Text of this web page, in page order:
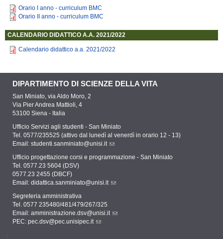
Orario I anno - curriculum BMC
Orario II anno - curriculum BMC
CALENDARIO DIDATTICO A.A. 2021/2022
Calendario didattico a.a. 2021/2022
DIPARTIMENTO DI SCIENZE DELLA VITA
San Miniato, via Aldo Moro, 2
Via Pier Andrea Mattioli, 4
53100 Siena - Italia
Ufficio Servizi agli studenti - San Miniato
Tel. 0577/235525 (attivo dal lunedì al venerdì in orario 12 - 13)
Email: studenti.sanminiato@unisi.it
Ufficio progettazione corsi e programmazione - San Miniato
Tel. 0577.23 5604 (DSV)
0577.23 2455 (DBCF)
Email: didattica.sanminiato@unisi.it
Segreteria amministrativa
Tel. 0577 235480/481/479/267/325
Email: amministrazione.dsv@unisi.it
PEC: pec.dsv@pec.unisipec.it